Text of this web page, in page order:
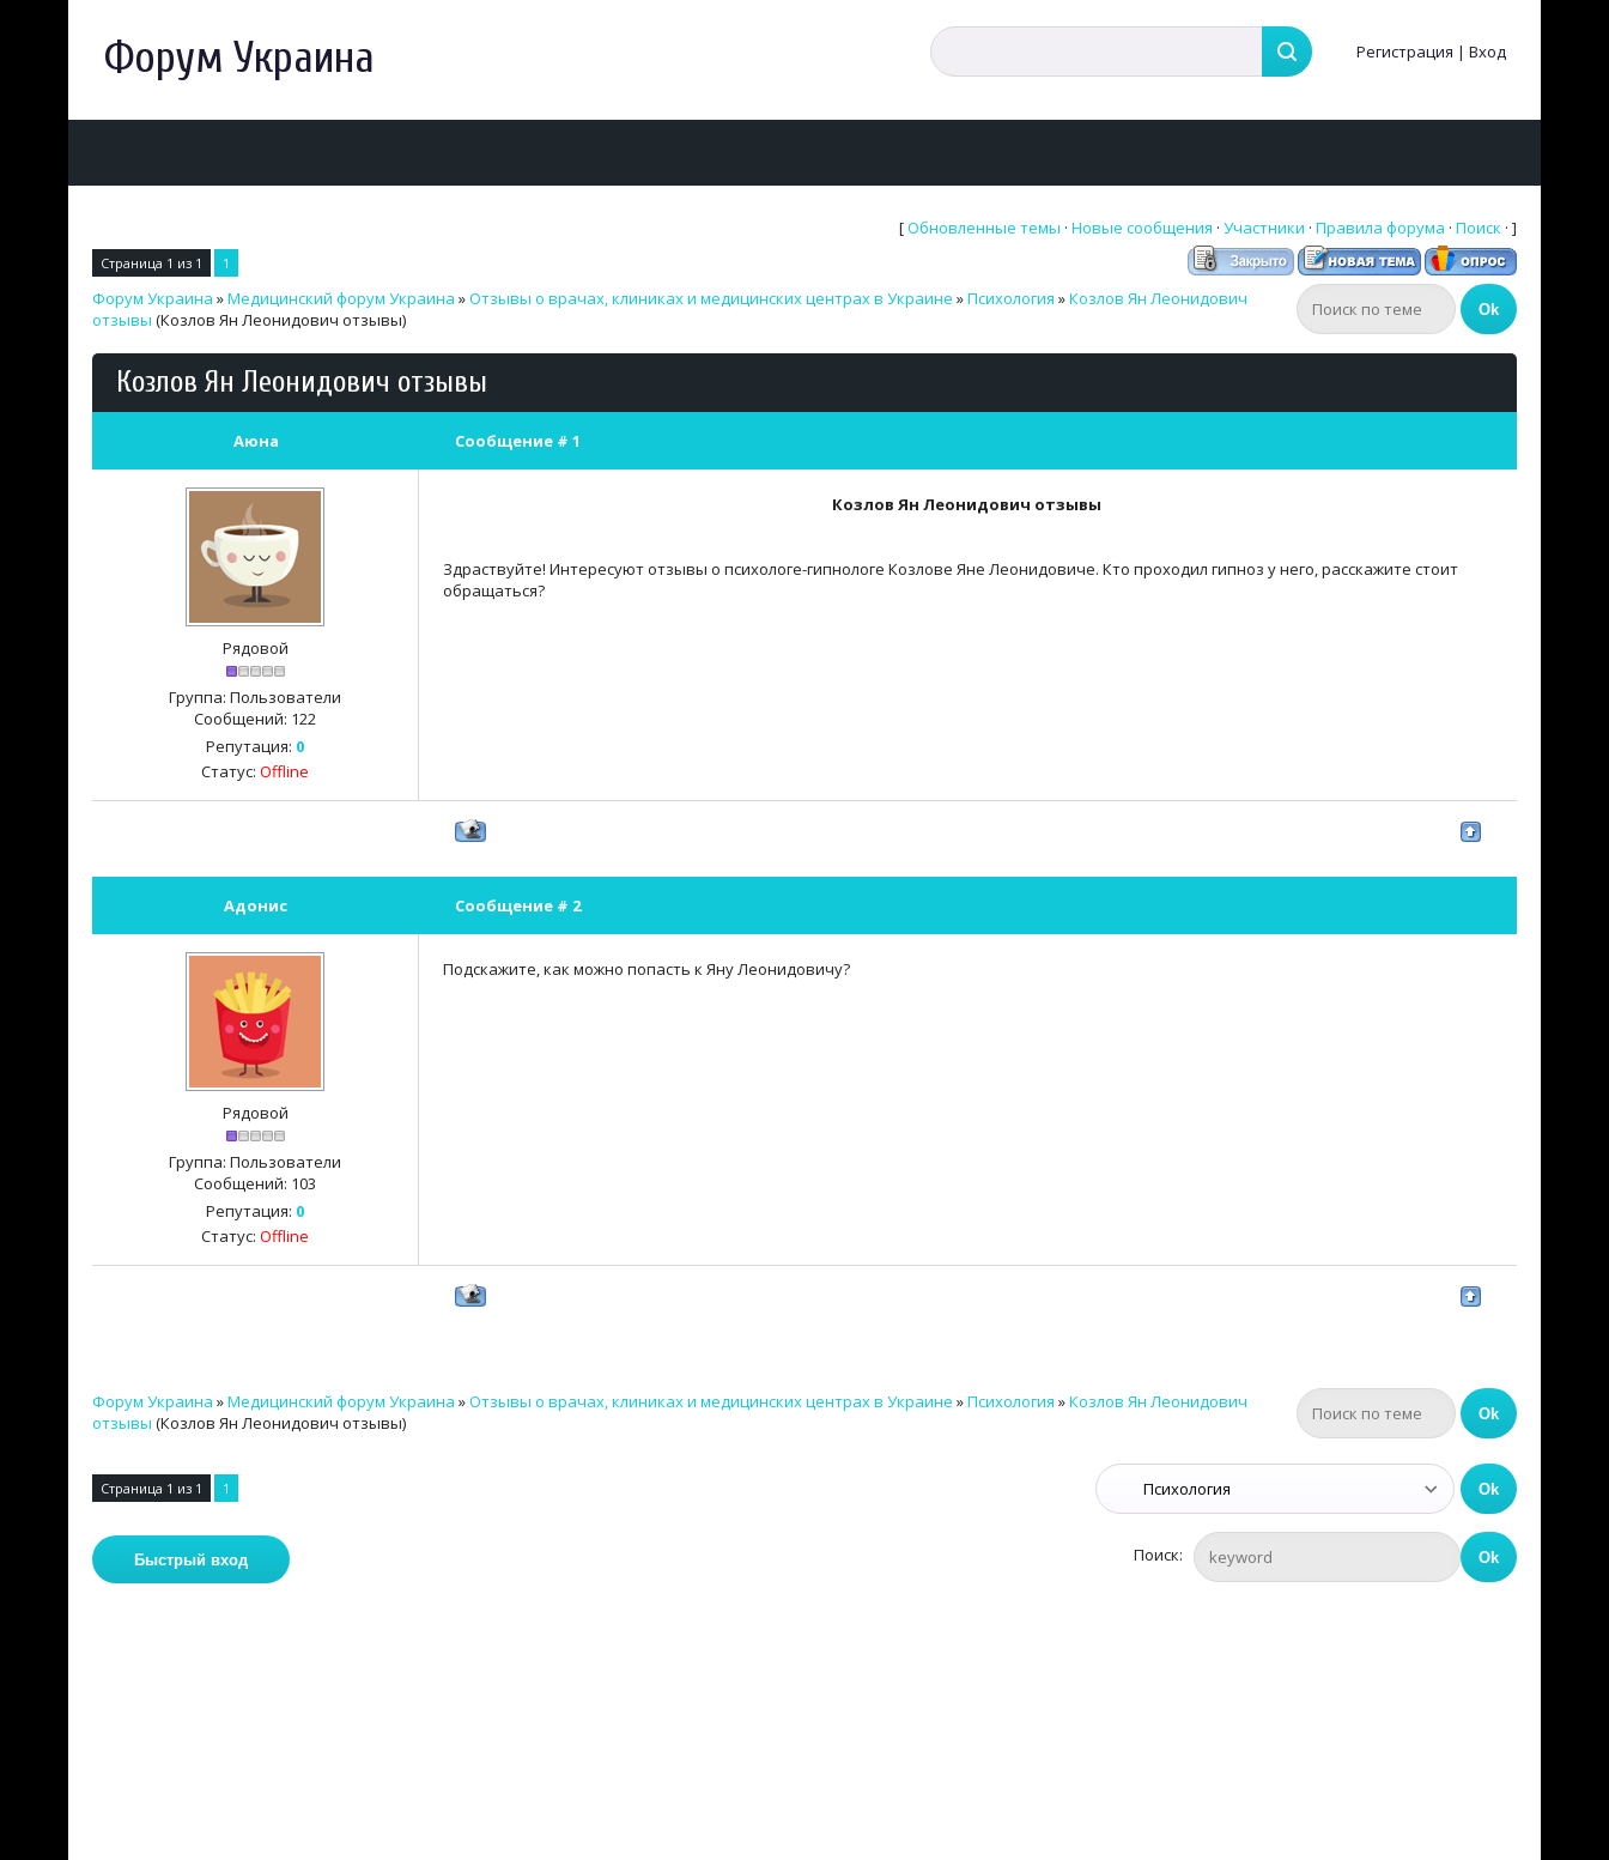
Форум Украина Регистрация | Вход
[Обновленные темы · Новые сообщения · Участники · Правила форума · Поиск · ]
Страница 1 из 1 1
Форум Украина »Медицинский форум Украина »Отзывы о врачах, клиниках и медицинских центрах в Украине »Психология »Козлов Ян Леонидович
отзывы (Козлов Ян Леонидович отзывы)
Козлов Ян Леонидович отзывы
Аюна Сообщение # 1
Рядовой
Группа: Пользователи
Сообщений: 122
Репутация: 0
Статус: Offline
Козлов Ян Леонидович отзывы
Здраствуйте! Интересуют отзывы о психологе-гипнологе Козлове Яне Леонидовиче. Кто проходил гипноз у него, расскажите стоит
обращаться?
Адонис Сообщение # 2
Рядовой
Группа: Пользователи
Сообщений: 103
Репутация: 0
Статус: Offline
Подскажите, как можно попасть к Яну Леонидовичу?
Форум Украина »Медицинский форум Украина »Отзывы о врачах, клиниках и медицинских центрах в Украине »Психология »Козлов Ян Леонидович
отзывы (Козлов Ян Леонидович отзывы)
Страница 1 из 1 1
Поиск: